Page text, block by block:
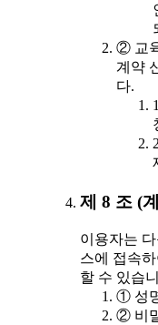
② 교
계약
다.
제 8 조 (
이용자는
스에 접속
할 수 있습
① 성
② 비